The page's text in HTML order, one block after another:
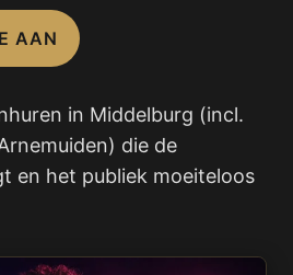
AAN
in Middelburg (incl.
die de
en het publiek moeiteloos